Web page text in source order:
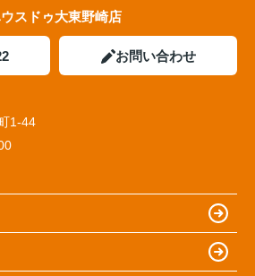
スドゥ大東野崎店
お問い合わせ
1-44